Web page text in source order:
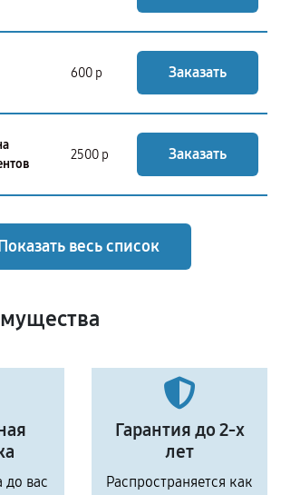
600 р Заказать
2500 р Заказать
весь список
до вас
Гарантия до 2-х
лет
Распространяется как